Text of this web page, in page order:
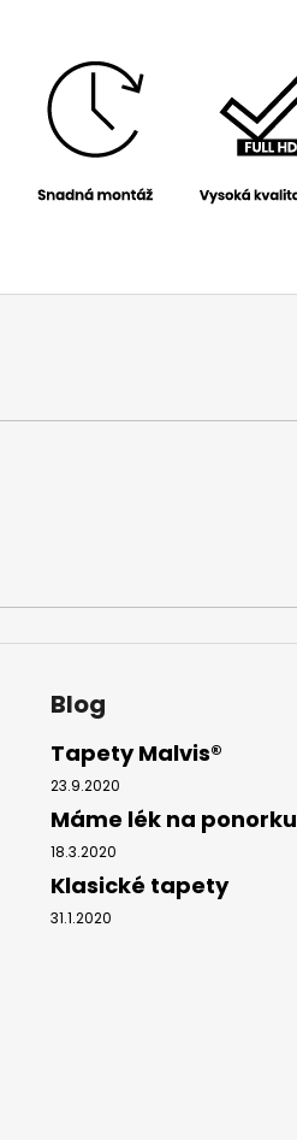
Blog
Tapety Malvis®
23.9.2020
Máme lék na ponorku
18.3.2020
Klasické tapety
31.1.2020